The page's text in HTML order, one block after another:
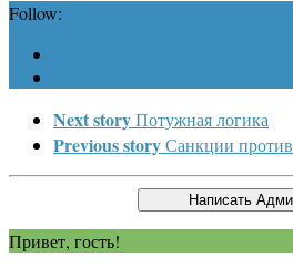
Follow:
Next storyПотужная логика
Previous storyСанкции против
Привет, гость!